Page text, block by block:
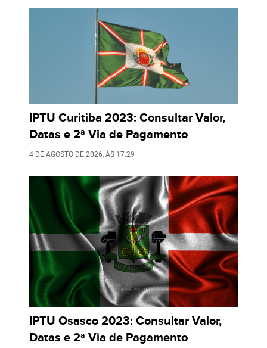
IPTU Curitiba 2023: Consultar Valor,
Datas e 2ª Via de Pagamento
4 DE AGOSTO DE 2026 , ÀS 17:29
IPTU Osasco 2023: Consultar Valor,
Datas e 2ª Via de Pagamento